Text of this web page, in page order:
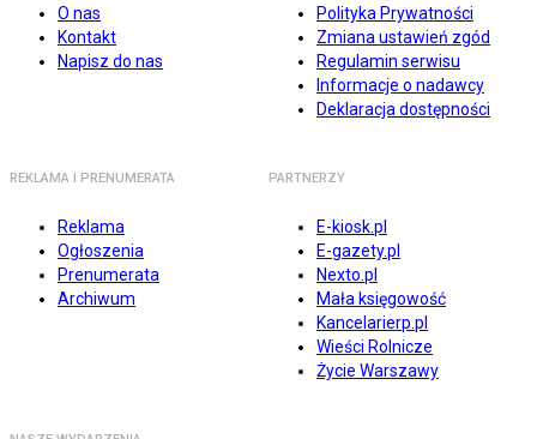
O nas
Kontakt
Napisz do nas
Polityka Prywatności
Zmiana ustawień zgód
Regulamin serwisu
Informacje o nadawcy
Deklaracja dostępności
REKLAMA I PRENUMERATA
Reklama
Ogłoszenia
Prenumerata
Archiwum
PARTNERZY
E-kiosk.pl
E-gazety.pl
Nexto.pl
Mała księgowość
Kancelarierp.pl
Wieści Rolnicze
Życie Warszawy